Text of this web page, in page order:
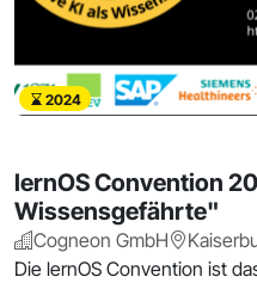
2024
lernOS Convention
Wissensgefährte"
Cogneon GmbH
Die lernOS Convention ist